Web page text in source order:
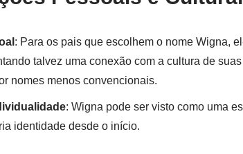
: Para os pais que escolhem o nome Wigna,
talvez uma conexão com a cultura de
nomes menos convencionais.
: Wigna pode ser visto como uma
identidade desde o início.